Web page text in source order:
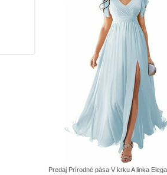
Predaj Prírodné pása V krku A linka